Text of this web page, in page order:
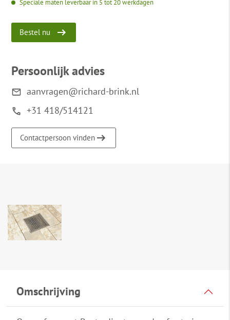
Speciale maten leverbaar in 5 tot 20 werkdagen
Bestel nu
Persoonlijk advies
aanvragen@richard-brink.nl
+31 418/514121
Contactpersoon vinden
Omschrijving